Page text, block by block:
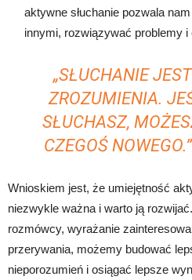
aktywne słuchanie pozwala
innymi, rozwiązywać problemy
„SŁUCHANIE
ZROZUMIENIA.
SŁUCHASZ,
CZEGOŚ
Wnioskiem jest, że umiejętność
niezwykle ważna i warto ją
rozmówcy, wyrażanie
przerywania, możemy budować
nieporozumień i osiągać lepsze